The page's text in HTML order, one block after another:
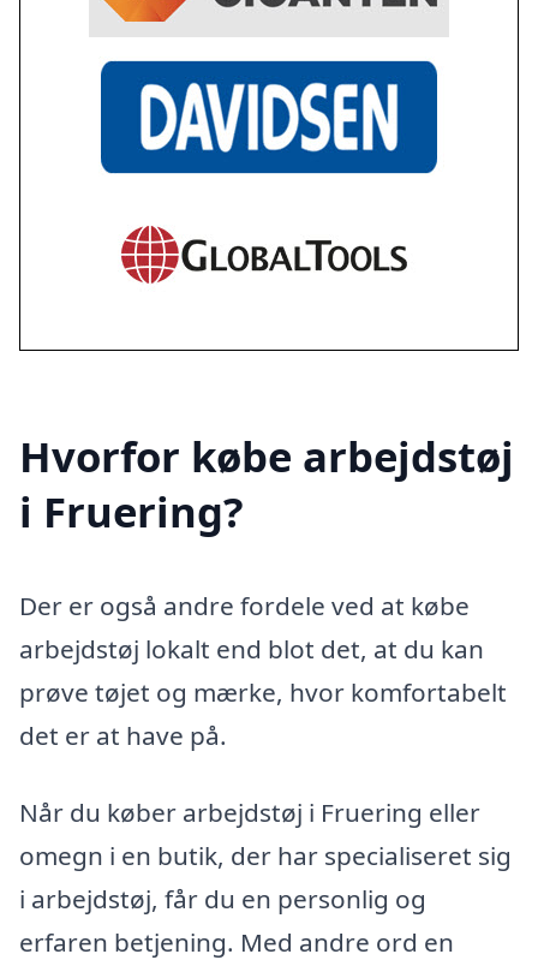
Hvorfor købe arbejdstøj
i Fruering?
Der er også andre fordele ved at købe
arbejdstøj lokalt end blot det, at du kan
prøve tøjet og mærke, hvor komfortabelt
det er at have på.
Når du køber arbejdstøj i Fruering eller
omegn i en butik, der har specialiseret sig
i arbejdstøj, får du en personlig og
erfaren betjening. Med andre ord en